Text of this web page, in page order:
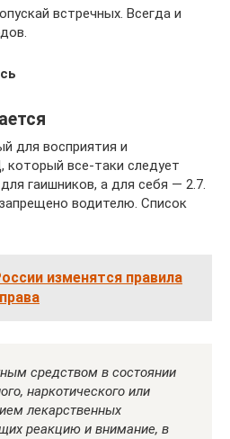
встречных. Всегда и
для восприятия и
который все-таки следует
гаишников, а для себя — 2.7.
водителю. Список
изменятся правила
средством в состоянии
наркотического или
лекарственных
реакцию и внимание, в